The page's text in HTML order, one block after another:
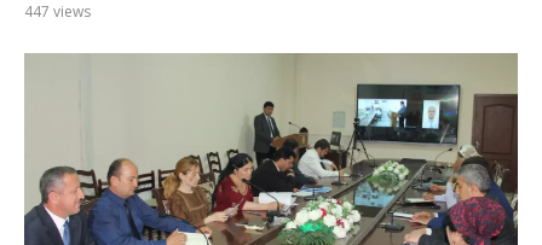
447 views